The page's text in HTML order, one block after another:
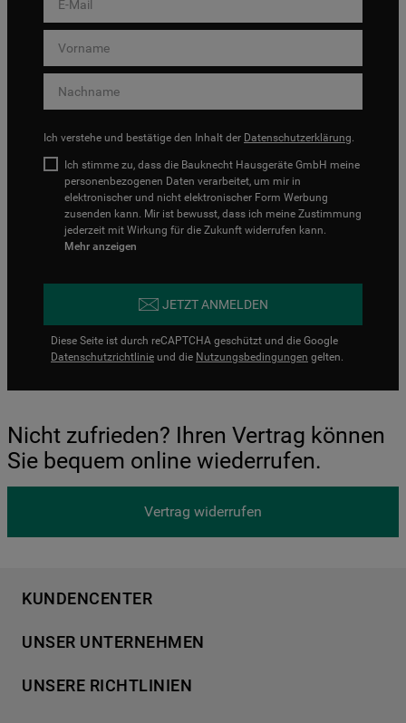
Ich verstehe und bestätige den Inhalt der Datenschutzerklärung.
Ich stimme zu, dass die Bauknecht Hausgeräte GmbH meine
personenbezogenen Daten verarbeitet, um mir in
elektronischer und nicht elektronischer Form Werbung
zusenden kann. Mir ist bewusst, dass ich meine Zustimmung
jederzeit mit Wirkung für die Zukunft widerrufen kann.
Mehr anzeigen
JETZT ANMELDEN
Diese Seite ist durch reCAPTCHA geschützt und die Google
Datenschutzrichtlinie und die Nutzungsbedingungen gelten.
Nicht zufrieden? Ihren Vertrag können
Sie bequem online wiederrufen.
Vertrag widerrufen
KUNDENCENTER
Händlersuche
Häufige Fragen
UNSER UNTERNEHMEN
Für Händler
UNSERE RICHTLINIEN